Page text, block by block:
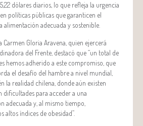
dólares diarios, lo que refleja la urgencia
políticas públicas que garanticen el
alimentación adecuada y sostenible.
Carmen Gloria Aravena, quien ejercerá
del Frente, destacó que “un total de
hemos adherido a este compromiso, que
el desafío del hambre a nivel mundial,
la realidad chilena, donde aún existen
dificultades para acceder a una
adecuada y, al mismo tiempo,
altos índices de obesidad”.